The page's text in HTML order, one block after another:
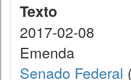
Texto
2017-02-08
Emenda
Senado Federal